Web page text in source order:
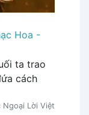
Hoa -
ta trao
cách
Ngoại Lời Việt